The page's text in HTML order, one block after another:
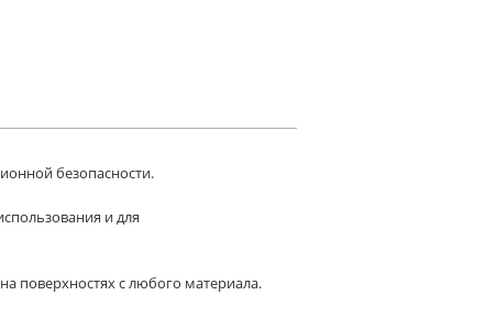
безопасности.
и для
поверхностях с любого материала.